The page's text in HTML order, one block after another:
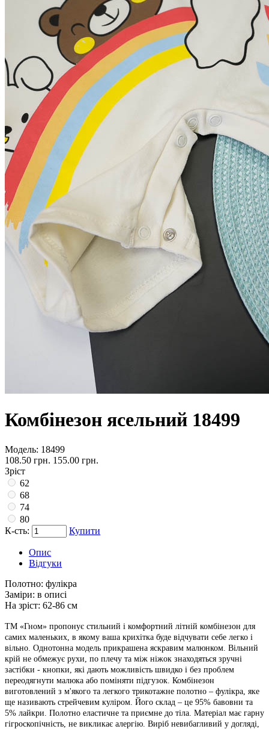
Комбінезон ясельний 18499
Модель: 18499
108.50 грн. 155.00 грн.
Зріст
62
68
74
80
К-сть:
Купити
Опис
Відгуки
Полотно: фулікра
Заміри: в описі
На зріст: 62-86 см
ТМ «Гном» пропонує стильний і комфортний літній комбінезон для
самих маленьких, в якому ваша крихітка буде відчувати себе легко і
вільно. Однотонна модель прикрашена яскравим малюнком. Вільний
крій не обмежує рухи, по плечу та між ніжок знаходяться зручні
застібки - кнопки, які дають можливість швидко і без проблем
переодягнути малюка або поміняти підгузок. Комбінезон
виготовлений з м'якого та легкого трикотажне полотно – фулікра, яке
ще називають стрейчевим куліром. Його склад – це 95% бавовни та
5% лайкри. Полотно еластичне та приємне до тіла. Матеріал має гарну
гігроскопічність, не викликає алергію. Виріб невибагливий у догляді,